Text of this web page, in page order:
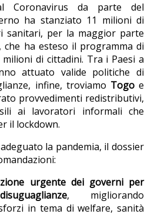
Coronavirus da parte del
ha stanziato 11 milioni di
sanitari, per la maggior parte
che ha esteso il programma di
di cittadini. Tra i Paesi a
attuato valide politiche di
infine, troviamo Togoe
provvedimenti redistributivi,
ai lavoratori informali che
il lockdown.
la pandemia, il dossier
urgente dei governi per
, migliorando
in tema di welfare, sanità